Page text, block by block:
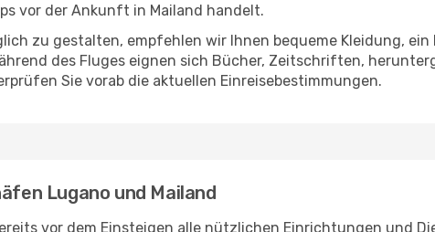
vor der Ankunft in Mailand handelt.
zu gestalten, empfehlen wir Ihnen bequeme Kleidung,
des Fluges eignen sich Bücher, Zeitschriften,
Sie vorab die aktuellen Einreisebestimmungen.
Lugano und Mailand
vor dem Einsteigen alle nützlichen Einrichtungen und